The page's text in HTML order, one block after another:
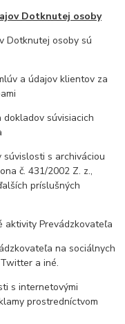
Dotknutej osoby
Dotknutej osoby sú
a údajov klientov za
súvisiacich
súvislosti s archiváciou
č. 431/2002 Z. z.,
príslušných
aktivity Prevádzkovateľa
na sociálnych
a iné.
s internetovými
prostredníctvom